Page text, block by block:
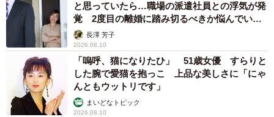
と思っていたら…職場の派遣社員との浮気が発
覚 2度目の離婚に踏み切るべきか悩んでいま
す【夫婦関係修復カウンセラーが解説】
長澤 芳子
2026.08.10
「嗚呼、猫になりたひ」 51歳女優 すらりと
した腕で愛猫を抱っこ 上品な美しさに「にゃ
んともウットリです」
まいどなトピック
2026.08.10